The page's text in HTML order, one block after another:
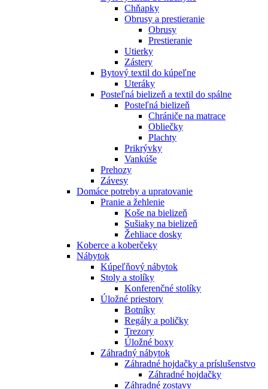
Chňapky
Obrusy a prestieranie
Obrusy
Prestieranie
Utierky
Zástery
Bytový textil do kúpeľne
Uteráky
Posteľná bielizeň a textil do spálne
Posteľná bielizeň
Chrániče na matrace
Obliečky
Plachty
Prikrývky
Vankúše
Prehozy
Závesy
Domáce potreby a upratovanie
Pranie a žehlenie
Koše na bielizeň
Sušiaky na bielizeň
Žehliace dosky
Koberce a koberčeky
Nábytok
Kúpeľňový nábytok
Stoly a stolíky
Konferenčné stolíky
Úložné priestory
Botníky
Regály a poličky
Trezory
Úložné boxy
Záhradný nábytok
Záhradné hojdačky a príslušenstvo
Záhradné hojdačky
Záhradné zostavy